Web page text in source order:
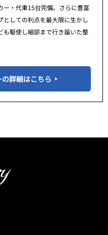
ー・代車15台完備。さらに豊富
としての利点を最大限に生かし
も駆使し細部まで行き届いた整
詳細はこちら